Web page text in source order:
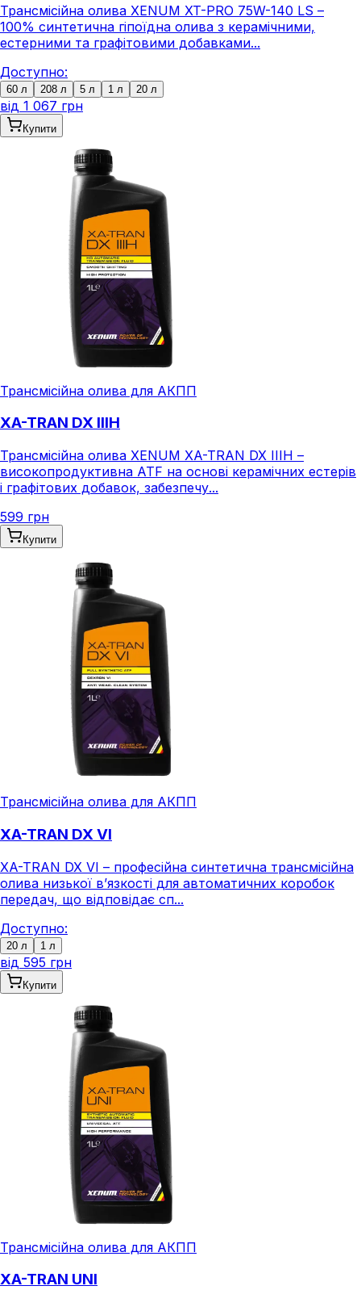
Трансмісійна олива XENUM XT-PRO 75W-140 LS –
100% синтетична гіпоїдна олива з керамічними,
естерними та графітовими добавками...
Доступно:
60 л 208 л 5 л 1 л 20 л
від 1 067 грн
Купити
Трансмісійна олива для АКПП
XA-TRAN DX IIIH
Трансмісійна олива XENUM XA-TRAN DX IIIH –
високопродуктивна ATF на основі керамічних естерів
і графітових добавок, забезпечу...
599 грн
Купити
Трансмісійна олива для АКПП
XA-TRAN DX VI
XA-TRAN DX VI – професійна синтетична трансмісійна
олива низької в’язкості для автоматичних коробок
передач, що відповідає сп...
Доступно:
20 л 1 л
від 595 грн
Купити
Трансмісійна олива для АКПП
XA-TRAN UNI